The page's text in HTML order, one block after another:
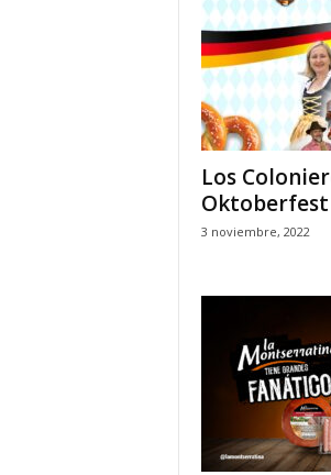
Los
Oktoberfest
3 noviembre, 2022